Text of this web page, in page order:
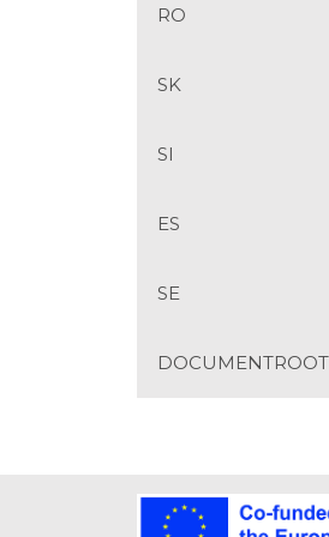
RO
SK
SI
ES
SE
DOCUMENTROOT